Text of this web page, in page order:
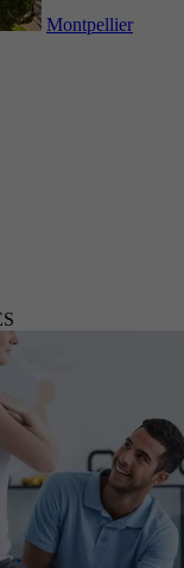
Montpellier